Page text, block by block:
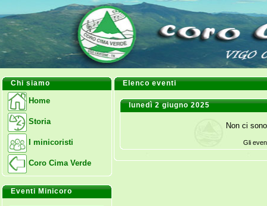
Chi siamo
Home
Storia
I minicoristi
Coro Cima Verde
Eventi Minicoro
Elenco eventi
lunedì 2 giugno 2025
Non ci
Gli